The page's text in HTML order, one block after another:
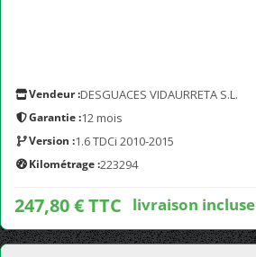
Vendeur :DESGUACES VIDAURRETA S.L.
Garantie :12 mois
Version :1.6 TDCi 2010-2015
Kilométrage :223294
247,80 € TTC livraison incluse